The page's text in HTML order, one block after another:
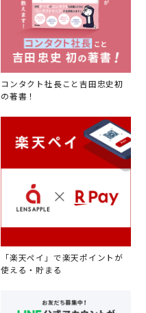
コンタクト社長こと吉田忠史初
の著書！
「楽天ペイ」で楽天ポイントが
使える・貯まる